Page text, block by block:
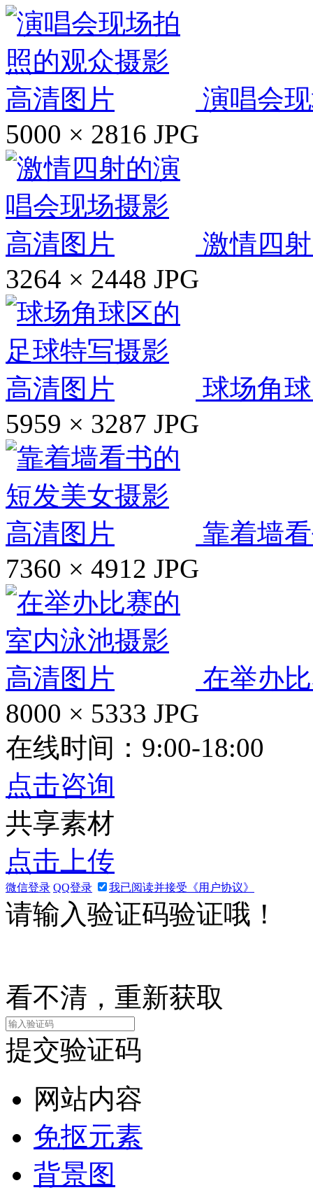
演唱会
5000 × 2816 JPG
激情四
3264 × 2448 JPG
球场角
5959 × 3287 JPG
靠着墙
7360 × 4912 JPG
在举办
8000 × 5333 JPG
在线时间：9:00-18:00
点击咨询
共享素材
点击上传
微信登录 QQ登录 我已阅读并接受《用户协议》
请输入验证码验证哦！
看不清，重新获取
提交验证码
网站内容
免抠元素
背景图